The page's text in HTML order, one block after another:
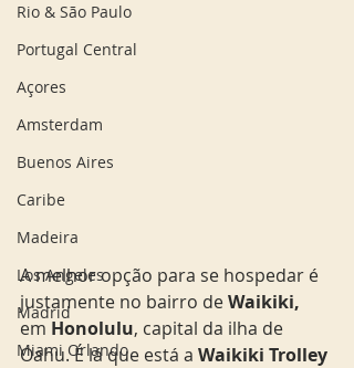
Rio & São Paulo
Portugal Central
Açores
Amsterdam
Buenos Aires
Caribe
Madeira
Los Angeles
Madrid
Miami Orlando
A melhor opção para se hospedar é
justamente no bairro de Waikiki,
em Honolulu, capital da ilha de
Oahu. É lá que está a Waikiki Trolley